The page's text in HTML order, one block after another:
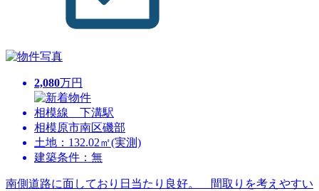
2,080万円
相模線 下溝駅
相模原市南区磯部
土地：132.02㎡(実測)
建築条件：無
南側道路に面しており日当たり良好。 間取りを考えやすい